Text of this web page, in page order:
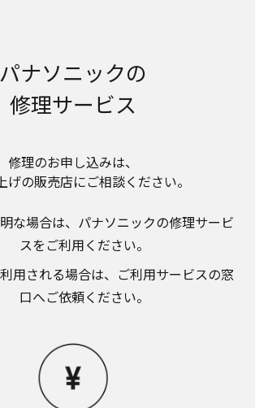
扱いについて。パナソニック株式会社お
ご相談への対応や修理、その確認などの
や正当な理由がある場合を除き、第三者
ません。お問い合わせは、ご相談された
連絡ください。
則として商品が発売された当初のものを
います。したがいまして、会社名やお客
す。また、本ウェブサイトに公開されて
書の記載内容と、お客様がお持ちの商品
説明書の内容とお手持ちの商品の仕様に
る場合は、ご購入店、お近くの当社商品
、または当社サービス会社に直接お問い
ださい。また、商品に同梱される取扱説
パナソニックの
修理サービス
修理のお申し込みは、​
げの販売店にご相談ください。​
な場合は、​パナソニックの修理サービ
スをご利用ください。​
用される場合は、​ご利用サービスの窓
口へご依頼ください。